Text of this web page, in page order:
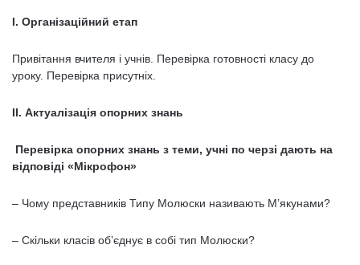
І. Організаційний етап
Привітання вчителя і учнів. Перевірка готовності класу до
уроку. Перевірка присутніх.
ІІ. Актуалізація опорних знань
Перевірка опорних знань з теми, учні по черзі дають на
відповіді «Мікрофон»
– Чому представників Типу Молюски називають М’якунами?
– Скільки класів об’єднує в собі тип Молюски?